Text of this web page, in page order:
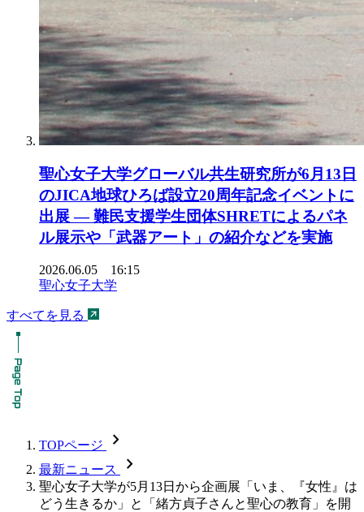
聖心女子大学グローバル共生研究所が6月13日
のJICA地球ひろば設立20周年記念イベントに
出展 ― 難民支援学生団体SHRETによるパネ
ル展示や「武器アート」の紹介などを実施
2026.06.05 16:15
聖心女子大学
すべてを見る
TOPページ chevron_forward
最新ニュース chevron_forward
聖心女子大学が5月13日から企画展「いま、『女性』は
どう生きるか」と「緒方貞子さんと聖心の教育」を開